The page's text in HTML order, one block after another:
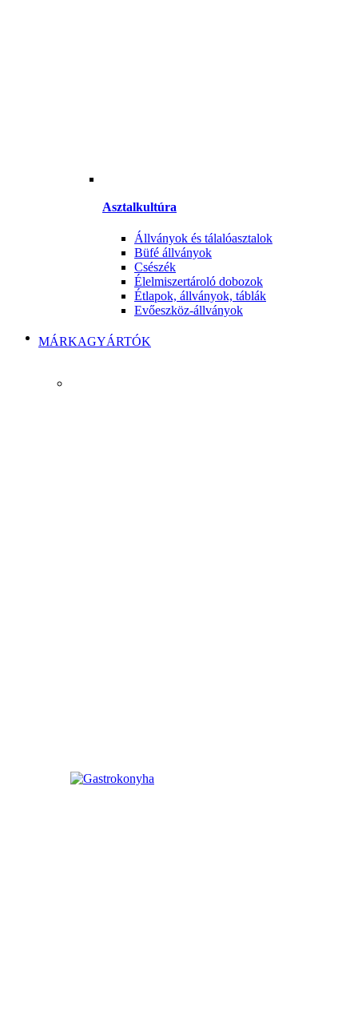
Asztalkultúra
Állványok és tálalóasztalok
Büfé állványok
Csészék
Élelmiszertároló dobozok
Étlapok, állványok, táblák
Evőeszköz-állványok
MÁRKAGYÁRTÓK